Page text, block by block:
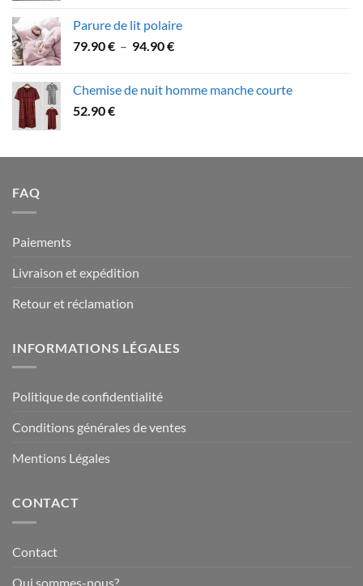
58.90 €
Parure de lit polaire
79.90€ – 94.90€Plage
79.90 €
Chemise de nuit homme manche courte
52.90€
FAQ
Paiements
Livraison et expédition
Retour et réclamation
INFORMATIONS LÉGALES
Politique de confidentialité
Conditions générales de ventes
Mentions Légales
CONTACT
Contact
Qui sommes-nous?